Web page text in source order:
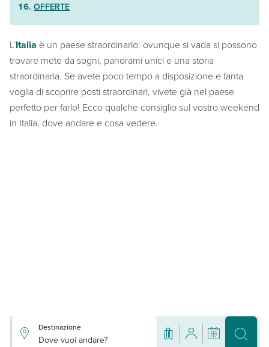
OFFERTE
L’Italia è un paese straordinario: ovunque si vada si possono
trovare mete da sogni, panorami unici e una storia
straordinaria. Se avete poco tempo a disposizione e tanta
voglia di scoprire posti straordinari, vivete già nel paese
perfetto per farlo! Ecco qualche consiglio sul vostro weekend
in Italia, dove andare e cosa vedere.
Destinazione
Dove vuoi andare?